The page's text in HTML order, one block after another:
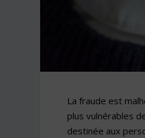
La fraude est
plus vulnérables
destinée aux